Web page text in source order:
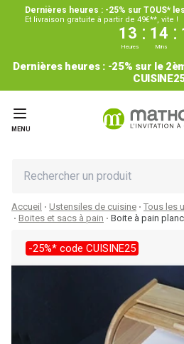
Dernières heures : -25% sur TOUS*
Et livraison gratuite à partir de 49€**, vite !
13 : 14 :
Heures Mins
Dernières heures : -25% sur le
MENU
Accueil Ustensiles de cuisine
Tous les
Boites et sacs à pain
Boite à pain
-25%* code CUISINE25